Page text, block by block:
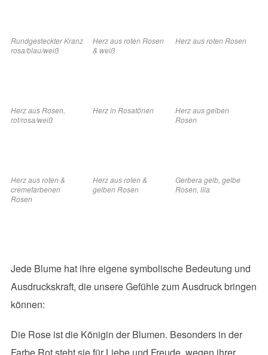
Rundgesteckter Kranz
rosa/blau/weiß
Herz aus roten Rosen
& weiß
Herz aus roten Rosen
Herz aus Rosen,
rot/rosa/weiß
Herz in Rosatönen
Herz aus gelben
Rosen
Herz aus roten &
cremefarbenen
Rosen
Herz aus roten &
gelben Rosen
Gerbera gelb, gelbe
Rosen, lila
Jede Blume hat ihre eigene symbolische Bedeutung und
Ausdruckskraft, die unsere Gefühle zum Ausdruck bringen
können:
Die Rose ist die Königin der Blumen. Besonders in der
Farbe Rot steht sie für Liebe und Freude, wegen ihrer